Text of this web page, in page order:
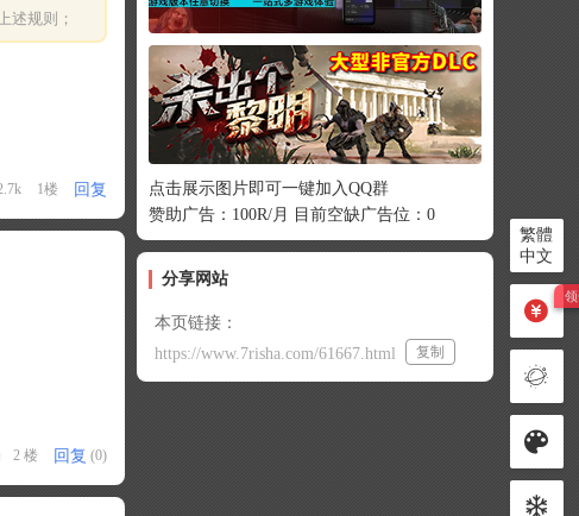
述规则；
1楼 回复
2 楼 回复 (0)
点击展示图片即可一键加入QQ群
赞助广告：100R/月 目前空缺广告位：0
分享网站
本页链接：
https://www.7risha.com/61667.html
复制
繁體
中文